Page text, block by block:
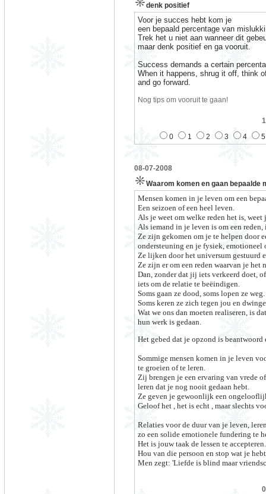
denk positief
Voor je succes hebt kom je
een bepaald percentage van
Trek het u niet aan wanneer dit
maar denk positief en ga vooruit.
Success demands a certain
When it happens, shrug it off, think
and go forward.
Nog tips om vooruit te gaan!
0
1 2 3 4
08-07-2008
Waarom komen en gaan bepaalde
Mensen komen in je leven om een
Een seizoen of een heel leven.
Als je weet om welke reden het is,
Als iemand in je leven is om een
Ze zijn gekomen om je te helpen door
ondersteuning en je fysiek, emotioneel
Ze lijken door het universum gestuurd
Ze zijn er om een reden waarvan je
Dan, zonder dat jij iets verkeerd doet,
iets om de relatie te beëindigen.
Soms gaan ze dood, soms lopen ze weg.
Soms keren ze zich tegen jou en
Wat we ons dan moeten realiseren, is
hun werk is gedaan.
Het gebed dat je opzond is
Sommige mensen komen in je leven
te groeien of te leren.
Zij brengen je een ervaring van vrede
leren dat je nog nooit gedaan hebt.
Ze geven je gewoonlijk een
Geloof het , het is echt , maar slechts
Relaties voor de duur van je leven,
zo een solide emotionele fundering te
Het is jouw taak de lessen te accepteren.
Hou van die persoon en stop wat je
Men zegt: 'Liefde is blind maar